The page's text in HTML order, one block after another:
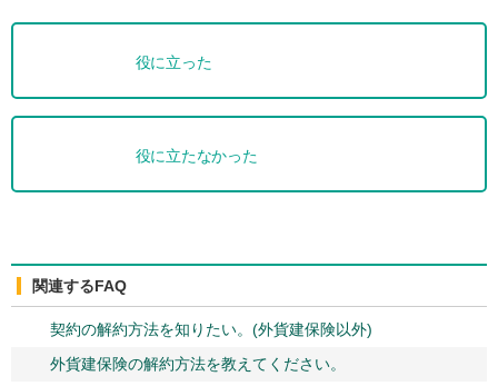
役に立った
役に立たなかった
関連するFAQ
契約の解約方法を知りたい。(外貨建保険以外)
外貨建保険の解約方法を教えてください。